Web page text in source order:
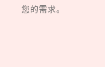
您的需求。